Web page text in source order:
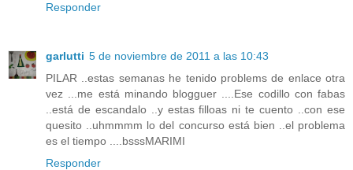
Responder
garlutti 5 de noviembre de 2011 a las 10:43
PILAR ..estas semanas he tenido problems de enlace otra
vez ...me está minando blogguer ....Ese codillo con fabas
..está de escandalo ..y estas filloas ni te cuento ..con ese
quesito ..uhmmmm lo del concurso está bien ..el problema
es el tiempo ....bsssMARIMI
Responder